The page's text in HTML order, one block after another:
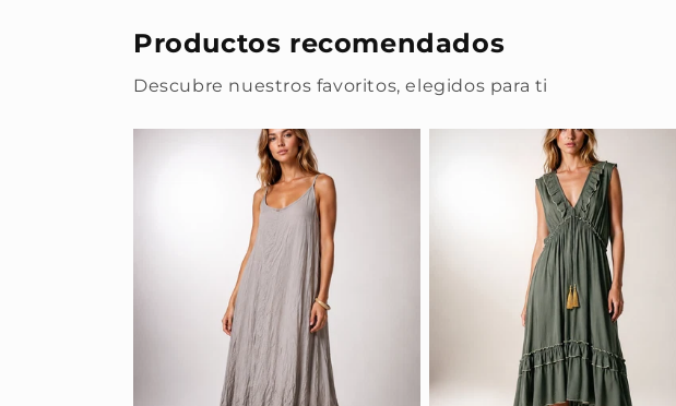
Productos recomendados
Descubre nuestros favoritos, elegidos para ti